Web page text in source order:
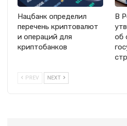
Нацбанк определил
перечень криптовалют
и операций для
криптобанков
В
об
PREV NEXT